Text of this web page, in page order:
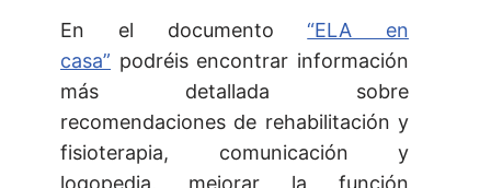
En el documento“ELA en
casa” podréis encontrar información
más detallada sobre
recomendaciones de rehabilitación y
fisioterapia, comunicación y